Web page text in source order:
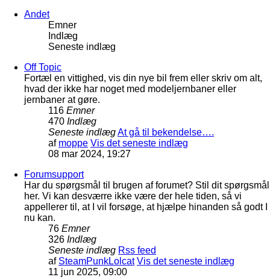
Andet
Emner
Indlæg
Seneste indlæg
Off Topic
Fortæl en vittighed, vis din nye bil frem eller skriv om alt,
hvad der ikke har noget med modeljernbaner eller
jernbaner at gøre.
116 Emner
470 Indlæg
Seneste indlægAt gå til bekendelse….
af moppe Vis det seneste indlæg
08 mar 2024, 19:27
Forumsupport
Har du spørgsmål til brugen af forumet? Stil dit spørgsmål
her. Vi kan desværre ikke være der hele tiden, så vi
appellerer til, at I vil forsøge, at hjælpe hinanden så godt I
nu kan.
76 Emner
326 Indlæg
Seneste indlæg Rss feed
af SteamPunkLolcat Vis det seneste indlæg
11 jun 2025, 09:00